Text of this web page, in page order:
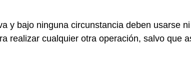
y bajo ninguna circunstancia deben usarse
realizar cualquier otra operación, salvo que